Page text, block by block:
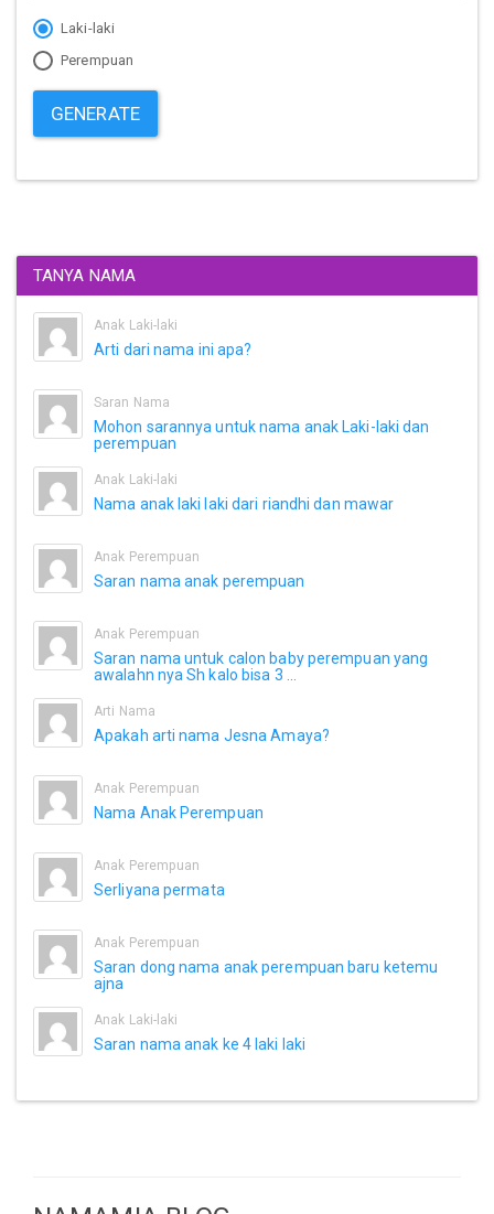
Laki-laki
Perempuan
GENERATE
TANYA NAMA
Anak Laki-laki
Arti dari nama ini apa?
Saran Nama
Mohon sarannya untuk nama anak Laki-laki dan
perempuan
Anak Laki-laki
Nama anak laki laki dari riandhi dan mawar
Anak Perempuan
Saran nama anak perempuan
Anak Perempuan
Saran nama untuk calon baby perempuan yang
awalahn nya Sh kalo bisa 3 ...
Arti Nama
Apakah arti nama Jesna Amaya?
Anak Perempuan
Nama Anak Perempuan
Anak Perempuan
Serliyana permata
Anak Perempuan
Saran dong nama anak perempuan baru ketemu
ajna
Anak Laki-laki
Saran nama anak ke 4 laki laki